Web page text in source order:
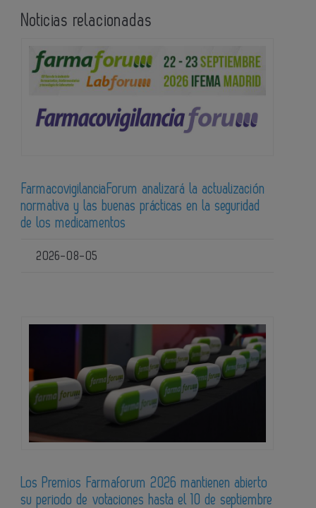
Noticias relacionadas
FarmacovigilanciaForum analizará la actualización
normativa y las buenas prácticas en la seguridad
de los medicamentos
2026-08-05
Los Premios Farmaforum 2026 mantienen abierto
su periodo de votaciones hasta el 10 de septiembre